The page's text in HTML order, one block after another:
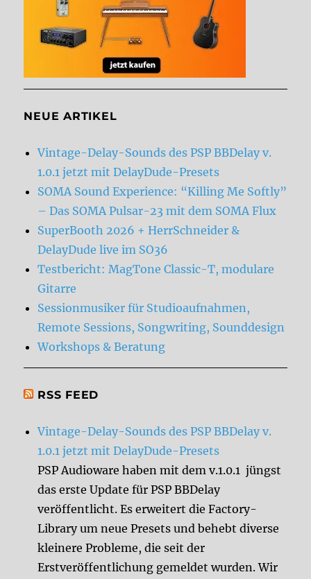
NEUE ARTIKEL
Vintage-Delay-Sounds des PSP BBDelay v.
1.0.1 jetzt mit DelayDude-Presets
SOMA Sound Experience: “Killing Me Softly”
– Das SOMA Pulsar-23 mit dem SOMA Flux
SuperBooth 2026 + HerrSchneider &
DelayDude live im SO36
Testbericht: MagTone Classic-T, modulare
Gitarre
Sessionmusiker für Studioaufnahmen,
Remote Sessions, Songwriting, Sounddesign
Workshops & Beratung
RSS FEED
Vintage-Delay-Sounds des PSP BBDelay v.
1.0.1 jetzt mit DelayDude-Presets
PSP Audioware haben mit dem v.1.0.1 jüngst
das erste Update für PSP BBDelay
veröffentlicht. Es erweitert die Factory-
Library um neue Presets und behebt diverse
kleinere Probleme, die seit der
Erstveröffentlichung gemeldet wurden. Wir